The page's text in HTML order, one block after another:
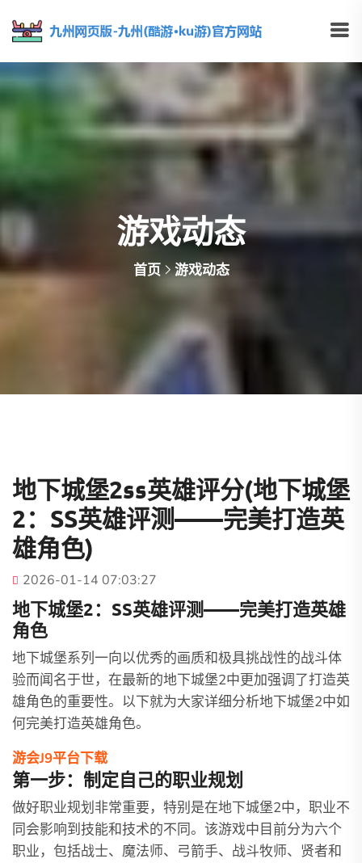
游戏动态
首页 游戏动态
地下城堡2ss英雄评分(地下城堡
2：SS英雄评测——完美打造英
雄角色)
2026-01-14 07:03:27
地下城堡2：SS英雄评测——完美打造英雄
角色
地下城堡系列一向以优秀的画质和极具挑战性的战斗体
验而闻名于世，在最新的地下城堡2中更加强调了打造英
雄角色的重要性。以下就为大家详细分析地下城堡2中如
何完美打造英雄角色。
游会J9平台下载
第一步：制定自己的职业规划
做好职业规划非常重要，特别是在地下城堡2中，职业不
同会影响到技能和技术的不同。该游戏中目前分为六个
职业，包括战士、魔法师、弓箭手、战斗牧师、贤者和